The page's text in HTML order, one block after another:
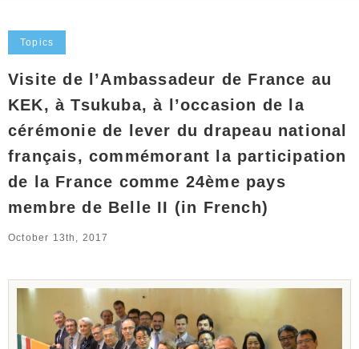
Topics
Visite de l’Ambassadeur de France au
KEK, à Tsukuba, à l’occasion de la
cérémonie de lever du drapeau national
français, commémorant la participation
de la France comme 24ème pays
membre de Belle II (in French)
October 13th, 2017